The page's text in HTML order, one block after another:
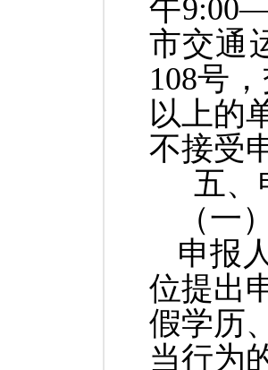
午
市交通
108号
以上的
不接受
五、
（一
申报
位提出
假学历
当行为